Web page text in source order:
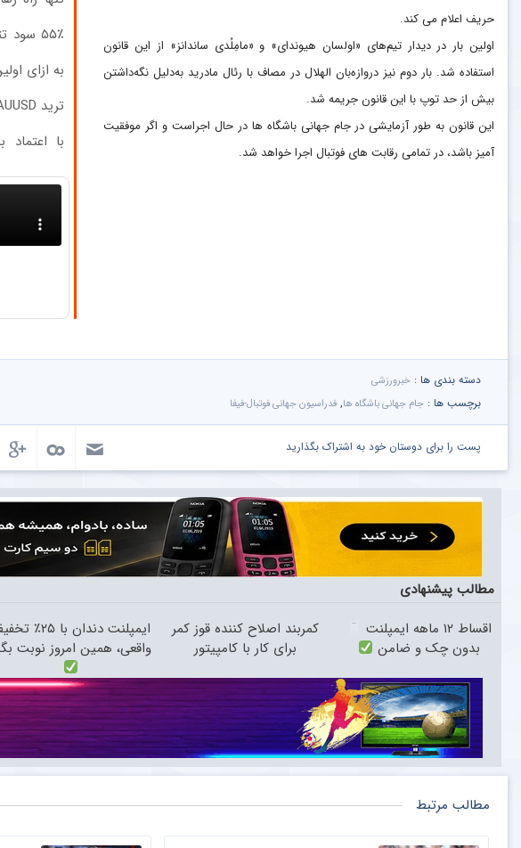
۵۵٪
به ازای اولین خرید 200
ترید XAUUSD با اسپرد از صفر پیپ
با
حریف اعلام می کند.
اولین بار در دیدار تیم‌های «اولسان هیوندای» و «مامِلُدی ساندانز» از این قانون
استفاده شد. بار دوم نیز دروازه‌بان الهلال در مصاف با رئال مادرید به‌دلیل نگه‌داشتن
بیش از حد توپ با این قانون جریمه شد.
این قانون به طور آزمایشی در جام جهانی باشگاه ها در حال اجراست و اگر موفقیت
آمیز باشد، در تمامی رقابت های فوتبال اجرا خواهد شد.
دسته بندی ها : خبرورزشی
برچسب ها : جام جهانی باشگاه ها, فدراسیون جهانی فوتبال-فیفا
پست را برای دوستان خود به اشتراک بگذارید
مطالب پیشنهادی
اقساط ۱۲ ماهه ایمپلنت
بدون چک و ضامن
کمربند اصلاح کننده قوز کمر
برای کار با کامپیتور
ایمپلنت دندان با
واقعی، همین امروز نوبت
مطالب مرتبط